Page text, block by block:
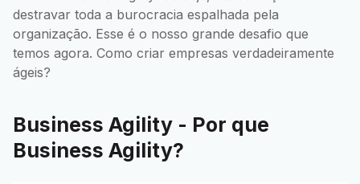
destravar toda a burocracia espalhada pela
organização. Esse é o nosso grande desafio que
temos agora. Como criar empresas verdadeiramente
ágeis?
Business Agility - Por que
Business Agility?